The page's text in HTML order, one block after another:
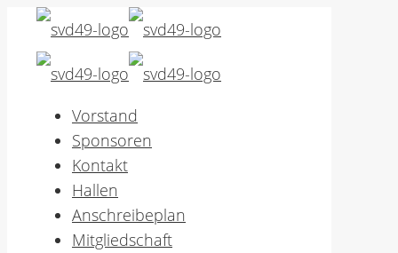
Vorstand
Sponsoren
Kontakt
Hallen
Anschreibeplan
Mitgliedschaft